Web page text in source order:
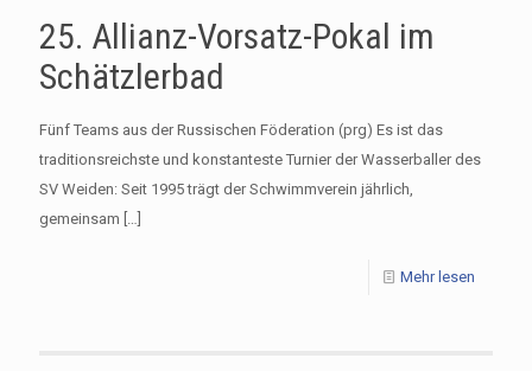
25. Allianz-Vorsatz-Pokal im
Schätzlerbad
Fünf Teams aus der Russischen Föderation (prg) Es ist das
traditionsreichste und konstanteste Turnier der Wasserballer des
SV Weiden: Seit 1995 trägt der Schwimmverein jährlich,
gemeinsam […]
Mehr lesen